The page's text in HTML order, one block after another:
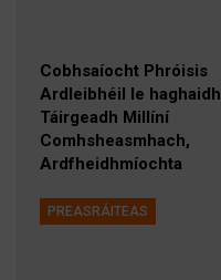
Cobhsaíocht Phróisis
Ardleibhéil le haghaidh
Táirgeadh Millíní
Comhsheasmhach,
Ardfheidhmíochta
PREASRÁITEAS